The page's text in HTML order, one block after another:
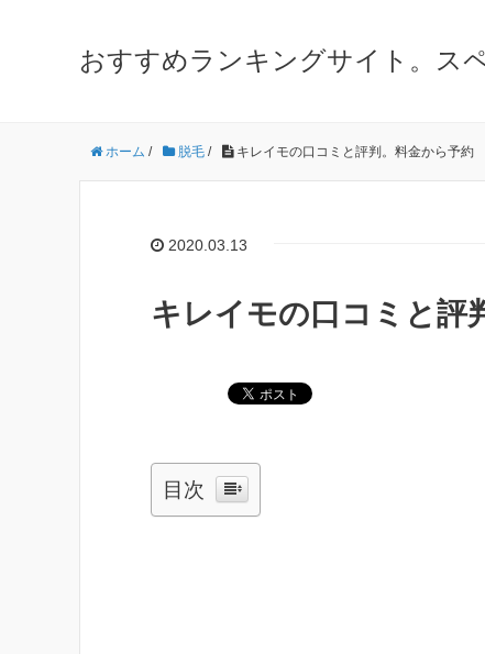
おすすめランキングサイト。ス
ホーム / 脱毛 / キレイモの口コミと評判。料金から予約
2020.03.13
キレイモの口コミと評
目次